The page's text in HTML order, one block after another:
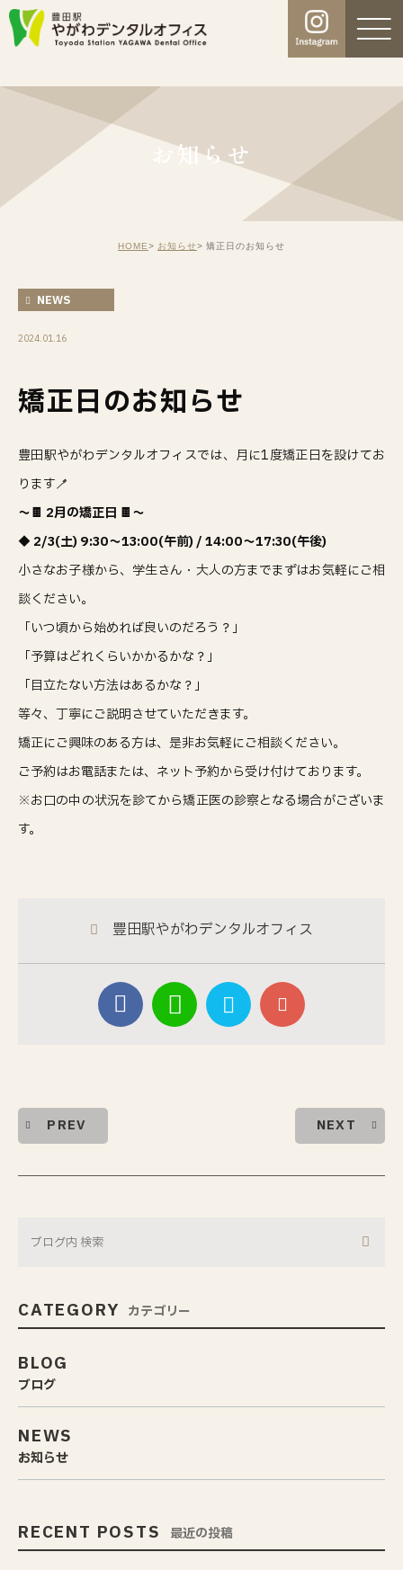
お知らせ
HOME お知らせ 矯正日のお知らせ
NEWS
2024.01.16
矯正日のお知らせ
豊田駅やがわデンタルオフィスでは、月に1度矯正日を設けてお
ります🪥
～🍫 2月の矯正日 🍫～
◆ 2/3(土) 9:30～13:00(午前) / 14:00～17:30(午後)
小さなお子様から、学生さん・大人の方までまずはお気軽にご相
談ください。
「いつ頃から始めれば良いのだろう？」
「予算はどれくらいかかるかな？」
「目立たない方法はあるかな？」
等々、丁寧にご説明させていただきます。
矯正にご興味のある方は、是非お気軽にご相談ください。
ご予約はお電話または、ネット予約から受け付けております。
※お口の中の状況を診てから矯正医の診察となる場合がございま
す。
豊田駅やがわデンタルオフィス
PREV NEXT
CATEGORY カテゴリー
BLOG
ブログ
NEWS
お知らせ
RECENT POSTS 最近の投稿